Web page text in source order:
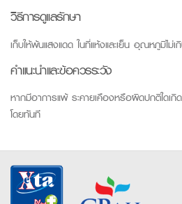
วิธีการดูแลรักษา
เก็บให้พ้นแสงแดด ในที่แห้งและเย็น อุณหภูมิไม่
คำแนะนำและข้อควรระวัง
หากมีอาการแพ้ ระคายเคืองหรือผิดปกติใดเ
โดยทันที